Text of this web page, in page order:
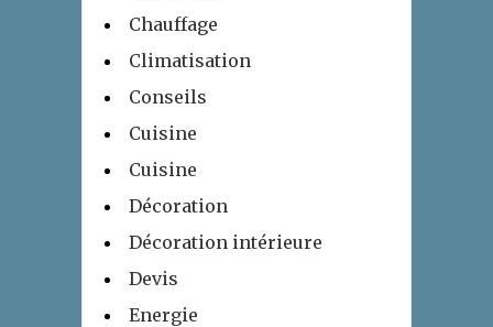
Chauffage
Climatisation
Conseils
Cuisine
Cuisine
Décoration
Décoration intérieure
Devis
Energie